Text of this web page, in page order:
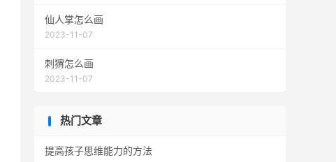
仙人掌怎么画
2023-11-07
刺猬怎么画
2023-11-07
热门文章
提高孩子思维能力的方法